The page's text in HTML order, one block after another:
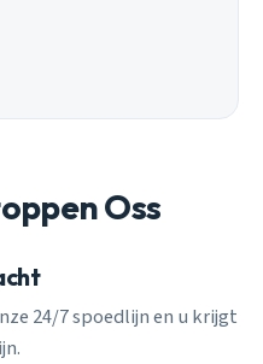
Oss
24/7 spoedlijn en u krijgt